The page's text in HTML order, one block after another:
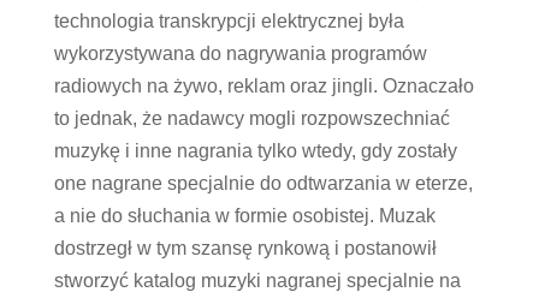
technologia transkrypcji elektrycznej była
wykorzystywana do nagrywania programów
radiowych na żywo, reklam oraz jingli. Oznaczało
to jednak, że nadawcy mogli rozpowszechniać
muzykę i inne nagrania tylko wtedy, gdy zostały
one nagrane specjalnie do odtwarzania w eterze,
a nie do słuchania w formie osobistej. Muzak
dostrzegł w tym szansę rynkową i postanowił
stworzyć katalog muzyki nagranej specjalnie na